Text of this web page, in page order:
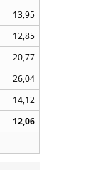
13,95
12,85
20,77
26,04
14,12
12,06